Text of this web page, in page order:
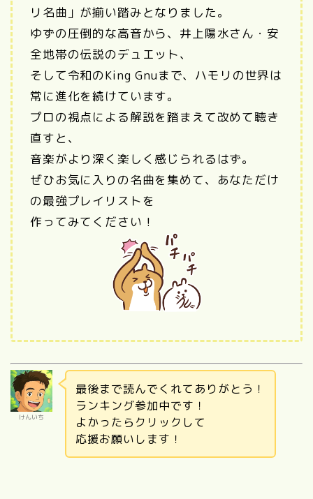
リ名曲」が揃い踏みとなりました。
ゆずの圧倒的な高音から、井上陽水さん・安
全地帯の伝説のデュエット、
そして令和のKing Gnuまで、ハモリの世界は
常に進化を続けています。
プロの視点による解説を踏まえて改めて聴き
直すと、
音楽がより深く楽しく感じられるはず。
ぜひお気に入りの名曲を集めて、あなただけ
の最強プレイリストを
作ってみてください！
けんいち
最後まで読んでくれてありがとう！
ランキング参加中です！
よかったらクリックして
応援お願いします！